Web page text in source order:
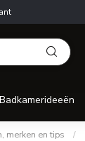
Badkamerideeën
merken en tips /